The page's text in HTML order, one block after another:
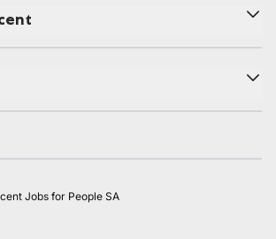
Jobs for People SA